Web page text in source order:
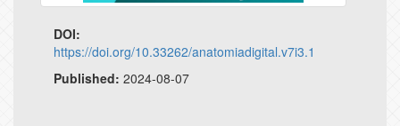
DOI:
https://doi.org/10.33262/anatomiadigital.v7i3.1
Published: 2024-08-07